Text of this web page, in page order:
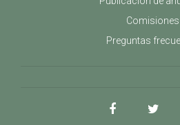
de detener a feroces
en la actualidad, las cosas
posible comprar rifles
económico. Además la
Comisiones
Preguntas